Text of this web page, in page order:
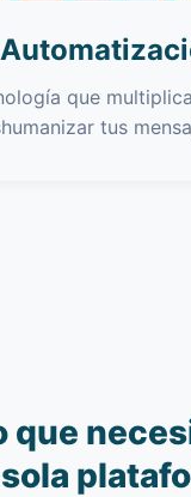
que
tus
que